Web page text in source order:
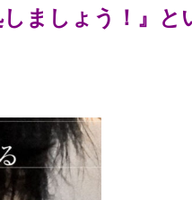
しましょう！』